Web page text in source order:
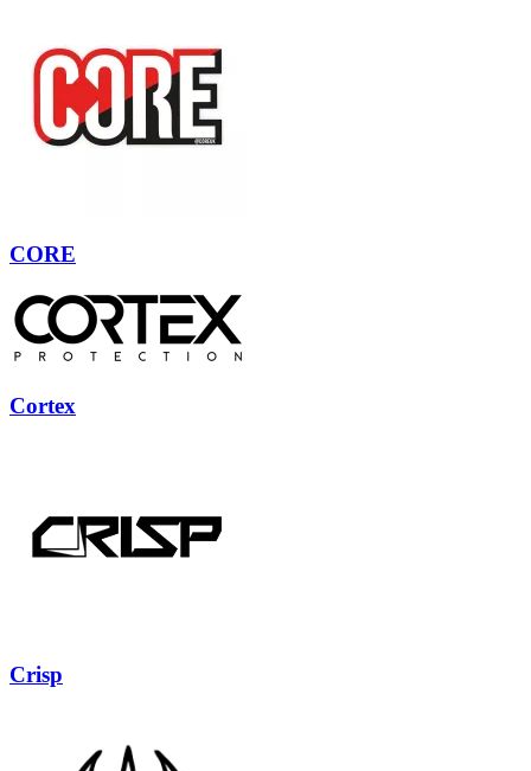
CORE
Cortex
Crisp